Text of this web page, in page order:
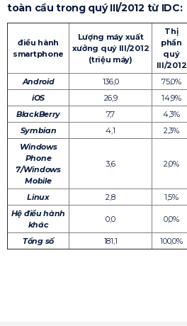
toàn cầu trong quý III/2012 từ IDC:
điều hành
smartphone
Lượng máy xuất
xưởng quý III/2012
(triệu máy)
Thị
phần
quý
III/2012
Android 136,0 75,0%
iOS
26,9 14,9%
BlackBerry
7,7 4,3%
Symbian
4,1 2,3%
Windows
Phone
7/Windows
Mobile
3,6 2,0%
Linux 2,8 1,5%
Hệ điều hành
khác
0,0 0,0%
Tổng số 181,1 100,0%